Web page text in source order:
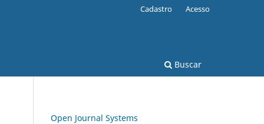
Buscar
Cadastro Acesso
Open Journal Systems